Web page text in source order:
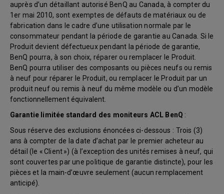
auprès d’un détaillant autorisé BenQ au Canada, à compter du
1er mai 2010, sont exemptes de défauts de matériaux ou de
fabrication dans le cadre d’une utilisation normale par le
consommateur pendant la période de garantie au Canada. Si le
Produit devient défectueux pendant la période de garantie,
BenQ pourra, à son choix, réparer ou remplacer le Produit.
BenQ pourra utiliser des composants ou pièces neufs ou remis
à neuf pour réparer le Produit, ou remplacer le Produit par un
produit neuf ou remis à neuf du même modèle ou d’un modèle
fonctionnellement équivalent.
Garantie limitée standard des moniteurs ACL BenQ :
Sous réserve des exclusions énoncées ci-dessous : Trois (3)
ans à compter de la date d’achat par le premier acheteur au
détail (le « Client ») (à l’exception des unités remises à neuf, qui
sont couvertes par une politique de garantie distincte), pour les
pièces et la main-d’œuvre seulement (aucun remplacement
anticipé).